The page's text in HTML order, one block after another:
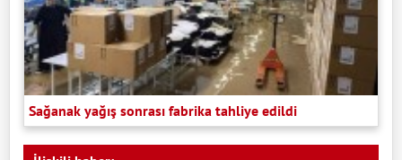
Sağanak yağış sonrası fabrika tahliye edildi